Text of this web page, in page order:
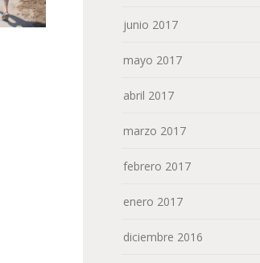
junio 2017
mayo 2017
abril 2017
marzo 2017
febrero 2017
enero 2017
diciembre 2016